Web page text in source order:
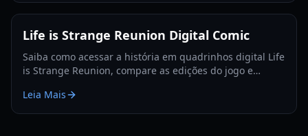
Life is Strange Reunion Digital Comic
Saiba como acessar a história em quadrinhos digital Life
is Strange Reunion, compare as edições do jogo e
Leia Mais